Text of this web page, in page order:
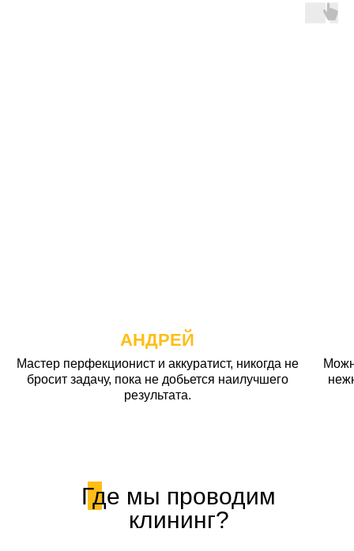
АНДРЕЙ
Мастер перфекционист и аккуратист, никогда не
бросит задачу, пока не добьется наилучшего
результата.
Где мы проводим
клининг?